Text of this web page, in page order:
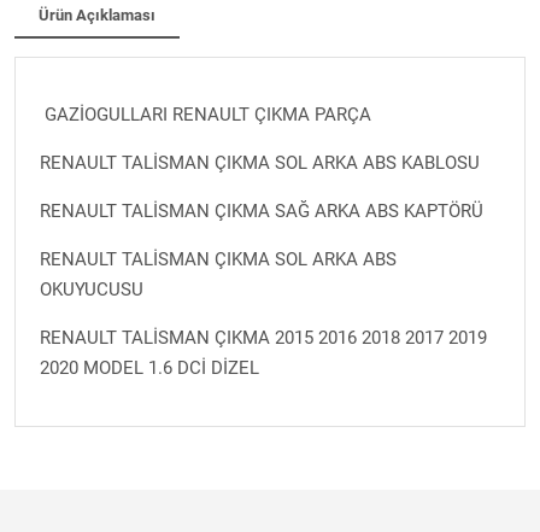
Ürün Açıklaması
GAZİOGULLARI RENAULT ÇIKMA PARÇA
RENAULT TALİSMAN ÇIKMA SOL ARKA ABS KABLOSU
RENAULT TALİSMAN ÇIKMA SAĞ ARKA ABS KAPTÖRÜ
RENAULT TALİSMAN ÇIKMA SOL ARKA ABS
OKUYUCUSU
RENAULT TALİSMAN ÇIKMA 2015 2016 2018 2017 2019
2020 MODEL 1.6 DCİ DİZEL